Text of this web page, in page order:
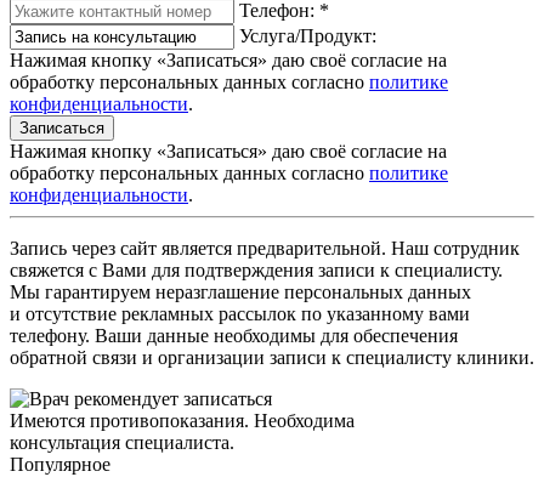
Телефон: *
Услуга/Продукт:
Нажимая кнопку «Записаться» даю своё согласие на
обработку персональных данных согласно политике
конфиденциальности.
Записаться
Нажимая кнопку «Записаться» даю своё согласие на
обработку персональных данных согласно политике
конфиденциальности.
Запись через сайт является предварительной. Наш сотрудник
свяжется с Вами для подтверждения записи к специалисту.
Мы гарантируем неразглашение персональных данных
и отсутствие рекламных рассылок по указанному вами
телефону. Ваши данные необходимы для обеспечения
обратной связи и организации записи к специалисту клиники.
Имеются противопоказания. Необходима
консультация специалиста.
Популярное